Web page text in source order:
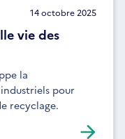
14 octobre 2025
vie des
la
pour
recyclage.